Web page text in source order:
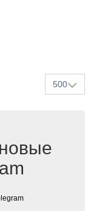
500